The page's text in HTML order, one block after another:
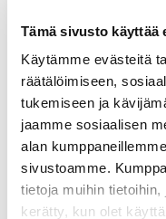
Tämä sivusto käyttää
Käytämme evästeitä
räätälöimiseen,
tukemiseen ja
jaamme sosiaalisen
alan
sivustoamme.
tietoja muihin
kerätty, kun olet
HALUATKO
KUMPPANIKSI?
Tapahtuman
Varmista